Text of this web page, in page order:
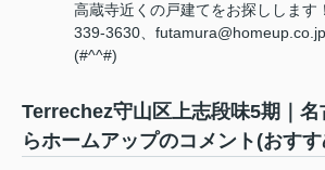
高蔵寺近くの戸建てをお探しします
339-3630、
(#^^#)
Terrechez守山区上志段味5期｜
らホームアップのコメント(おす